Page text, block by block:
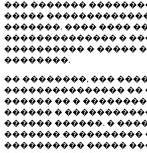
��� �������
�����
�������. ���� ����
�������������� �
���������� � �����
��������.
�� ��������, ���
��������������� ��
������ �� �
������ �
������ ������. �
������� ����������
���������� �����